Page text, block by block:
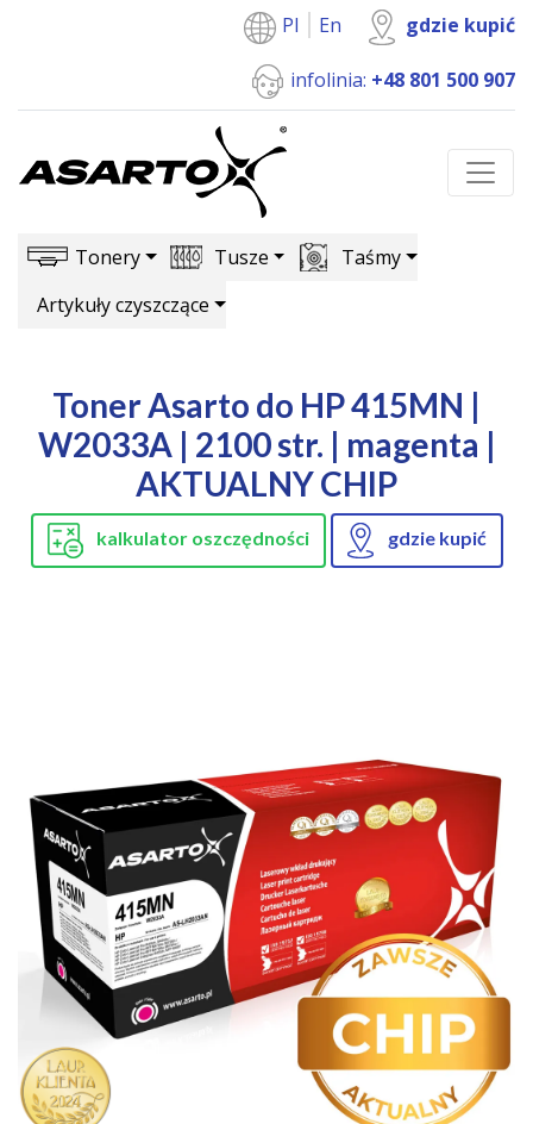
Pl En gdzie kupić
infolinia: +48 801 500 907
Tonery Tusze
Taśmy
Artykuły czyszczące
Toner Asarto do HP 415MN |
W2033A | 2100 str. | magenta |
AKTUALNY CHIP
kalkulator oszczędności gdzie kupić